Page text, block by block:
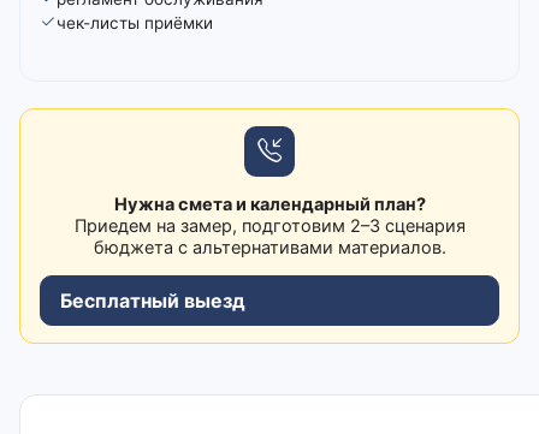
чек-листы приёмки
Нужна смета и календарный план?
Приедем на замер, подготовим 2–3 сценария
бюджета с альтернативами материалов.
Бесплатный выезд